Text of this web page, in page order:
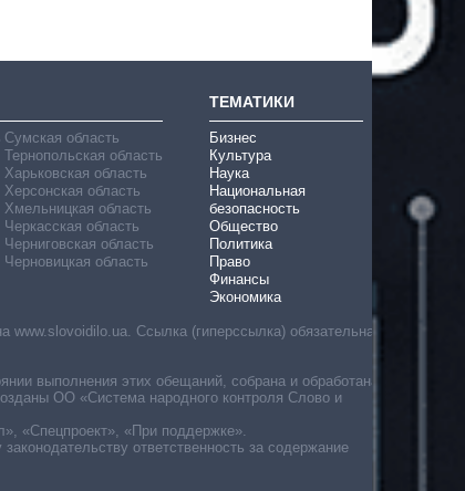
Сумская область
Тернопольская область
Харьковская область
Херсонская область
Хмельницкая область
Черкасская область
Черниговская область
Черновицкая область
ТЕМАТИКИ
Бизнес
Культура
Наука
Национальная
безопасность
Общество
Политика
Право
Финансы
Экономика
Ссылка (гиперссылка) обязательна
выполнения этих обещаний, собрана и обработана
ОО «Система народного контроля Слово и
«Спецпроект», «При поддержке».
ответственность за содержание